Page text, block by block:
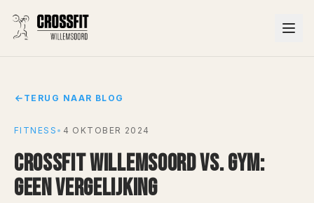
TERUG NAAR BLOG
FITNESS • 4 OKTOBER 2024
CROSSFIT WILLEMSOORD VS. GYM:
GEEN VERGELIJKING